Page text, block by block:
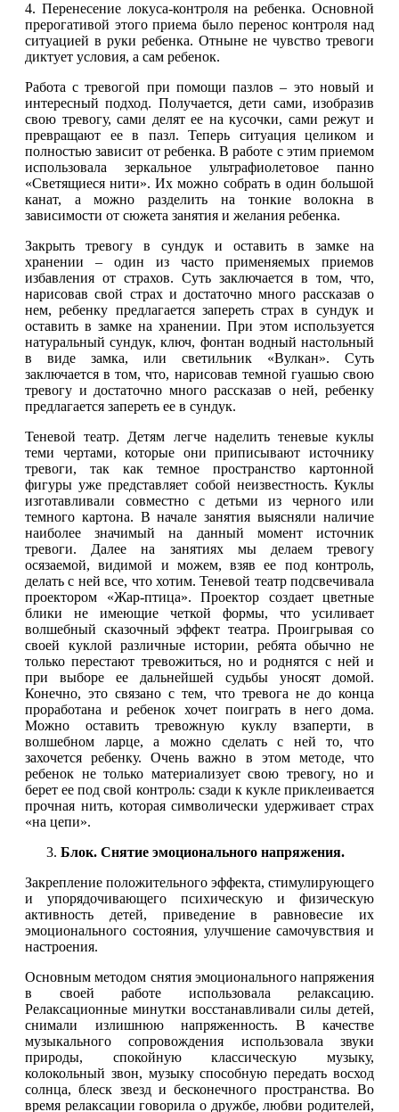
4. Перенесение локуса-контроля на ребенка. Основной
прерогативой этого приема было перенос контроля над
ситуацией в руки ребенка. Отныне не чувство тревоги
диктует условия, а сам ребенок.
Работа с тревогой при помощи пазлов – это новый и
интересный подход. Получается, дети сами, изобразив
свою тревогу, сами делят ее на кусочки, сами режут и
превращают ее в пазл. Теперь ситуация целиком и
полностью зависит от ребенка. В работе с этим приемом
использовала зеркальное ультрафиолетовое панно
«Светящиеся нити». Их можно собрать в один большой
канат, а можно разделить на тонкие волокна в
зависимости от сюжета занятия и желания ребенка.
Закрыть тревогу в сундук и оставить в замке на
хранении – один из часто применяемых приемов
избавления от страхов. Суть заключается в том, что,
нарисовав свой страх и достаточно много рассказав о
нем, ребенку предлагается запереть страх в сундук и
оставить в замке на хранении. При этом используется
натуральный сундук, ключ, фонтан водный настольный
в виде замка, или светильник «Вулкан». Суть
заключается в том, что, нарисовав темной гуашью свою
тревогу и достаточно много рассказав о ней, ребенку
предлагается запереть ее в сундук.
Теневой театр. Детям легче наделить теневые куклы
теми чертами, которые они приписывают источнику
тревоги, так как темное пространство картонной
фигуры уже представляет собой неизвестность. Куклы
изготавливали совместно с детьми из черного или
темного картона. В начале занятия выясняли наличие
наиболее значимый на данный момент источник
тревоги. Далее на занятиях мы делаем тревогу
осязаемой, видимой и можем, взяв ее под контроль,
делать с ней все, что хотим. Теневой театр подсвечивала
проектором «Жар-птица». Проектор создает цветные
блики не имеющие четкой формы, что усиливает
волшебный сказочный эффект театра. Проигрывая со
своей куклой различные истории, ребята обычно не
только перестают тревожиться, но и роднятся с ней и
при выборе ее дальнейшей судьбы уносят домой.
Конечно, это связано с тем, что тревога не до конца
проработана и ребенок хочет поиграть в него дома.
Можно оставить тревожную куклу взаперти, в
волшебном ларце, а можно сделать с ней то, что
захочется ребенку. Очень важно в этом методе, что
ребенок не только материализует свою тревогу, но и
берет ее под свой контроль: сзади к кукле приклеивается
прочная нить, которая символически удерживает страх
«на цепи».
Блок. Снятие эмоционального напряжения.
Закрепление положительного эффекта, стимулирующего
и упорядочивающего психическую и физическую
активность детей, приведение в равновесие их
эмоционального состояния, улучшение самочувствия и
настроения.
Основным методом снятия эмоционального напряжения
в своей работе использовала релаксацию.
Релаксационные минутки восстанавливали силы детей,
снимали излишнюю напряженность. В качестве
музыкального сопровождения использовала звуки
природы, спокойную классическую музыку,
колокольный звон, музыку способную передать восход
солнца, блеск звезд и бесконечного пространства. Во
время релаксации говорила о дружбе, любви родителей,